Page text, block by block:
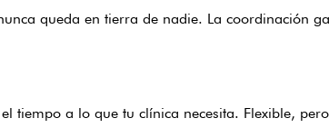
queda en tierra de nadie. La coordinación
tiempo a lo que tu clínica necesita. Flexible,